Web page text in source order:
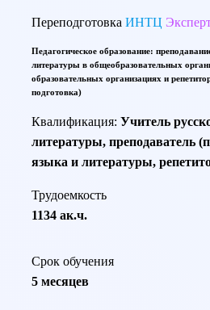
Переподготовка ИНТЦ
Педагогическое образование:
литературы в общеобразовательных
образовательных организациях и
подготовка)
Квалификация: Учитель
литературы, преподаватель
языка и литературы,
Трудоемкость
1134 ак.ч.
Срок обучения
5 месяцев